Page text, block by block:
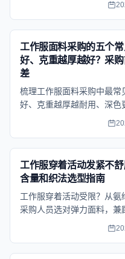
工作服面料采购的五个
好、克重越厚越好？采
差
梳理工作服面料采购中最常
好、克重越厚越耐用、深色
业采购人员建立正确的面料
工作服穿着活动发紧不
含量和织法选型指南
工作服穿着活动受限？从
采购人员选对弹力面料，兼